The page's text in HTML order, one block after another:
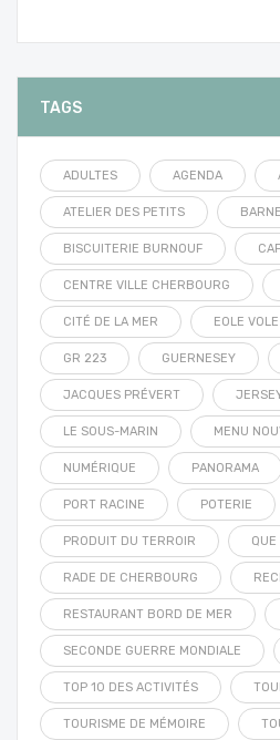
TAGS
ADULTES AGENDA
ATELIER DES PETITS
BISCUITERIE BURNOUF
CENTRE VILLE CHERBOURG
CITÉ DE LA MER EOLE VOLE
GR 223 GUERNESEY
JACQUES PRÉVERT
LE SOUS-MARIN MENU
NUMÉRIQUE PANORAMA
PORT RACINE POTERIE
PRODUIT DU TERROIR QUE
RADE DE CHERBOURG
RESTAURANT BORD DE MER
SECONDE GUERRE MONDIALE
TOP 10 DES ACTIVITÉS
TOURISME DE MÉMOIRE